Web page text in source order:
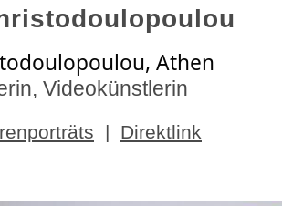
Athen
Videokünstlerin
| Direktlink